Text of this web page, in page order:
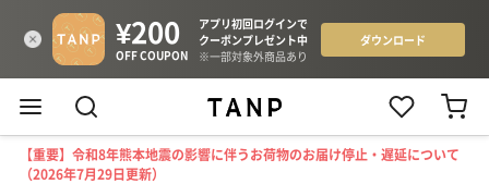
【重要】令和8年熊本地震の影響に伴うお荷物のお届け停止・遅延について
（2026年7月29日更新）